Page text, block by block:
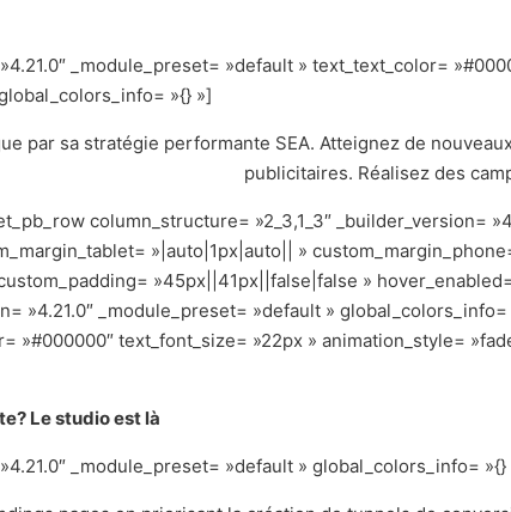
_module_preset= »default » text_text_color=
»{} »]
par sa stratégie performante SEA. Atteignez de
publicitaires. Réalisez des
column_structure= »2_3,1_3″ _builder_version=
»|auto|1px|auto|| »
»45px||41px||false|false »
»4.21.0″ _module_preset= »default »
»#000000″ text_font_size= »22px » animation_style=
Le studio est là
_module_preset= »default » global_colors_info= »{}